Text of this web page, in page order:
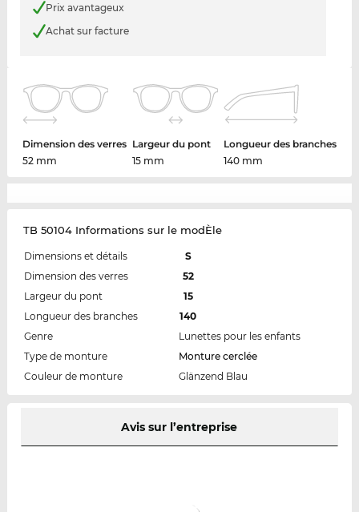
Prix avantageux
Achat sur facture
Dimension des verres
52 mm
Largeur du pont
15 mm
Longueur des branches
140 mm
TB 50104 Informations sur le modÈle
Dimensions et détails
S
Dimension des verres
52
Largeur du pont
15
Longueur des branches
140
Genre
Lunettes pour les enfants
Type de monture
Monture cerclée
Couleur de monture
Glänzend Blau
Avis sur l’entreprise